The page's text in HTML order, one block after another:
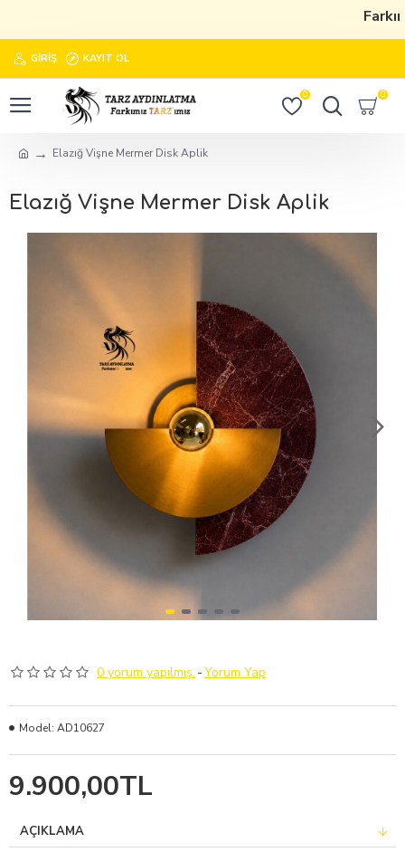
GIRIŞ KAYIT OL
0 0
Elazığ Vişne Mermer Disk Aplik
Elazığ Vişne Mermer Disk Aplik
0 yorum yapılmış. -Yorum Yap
9.900,00TL
Model: AD10627
AÇIKLAMA